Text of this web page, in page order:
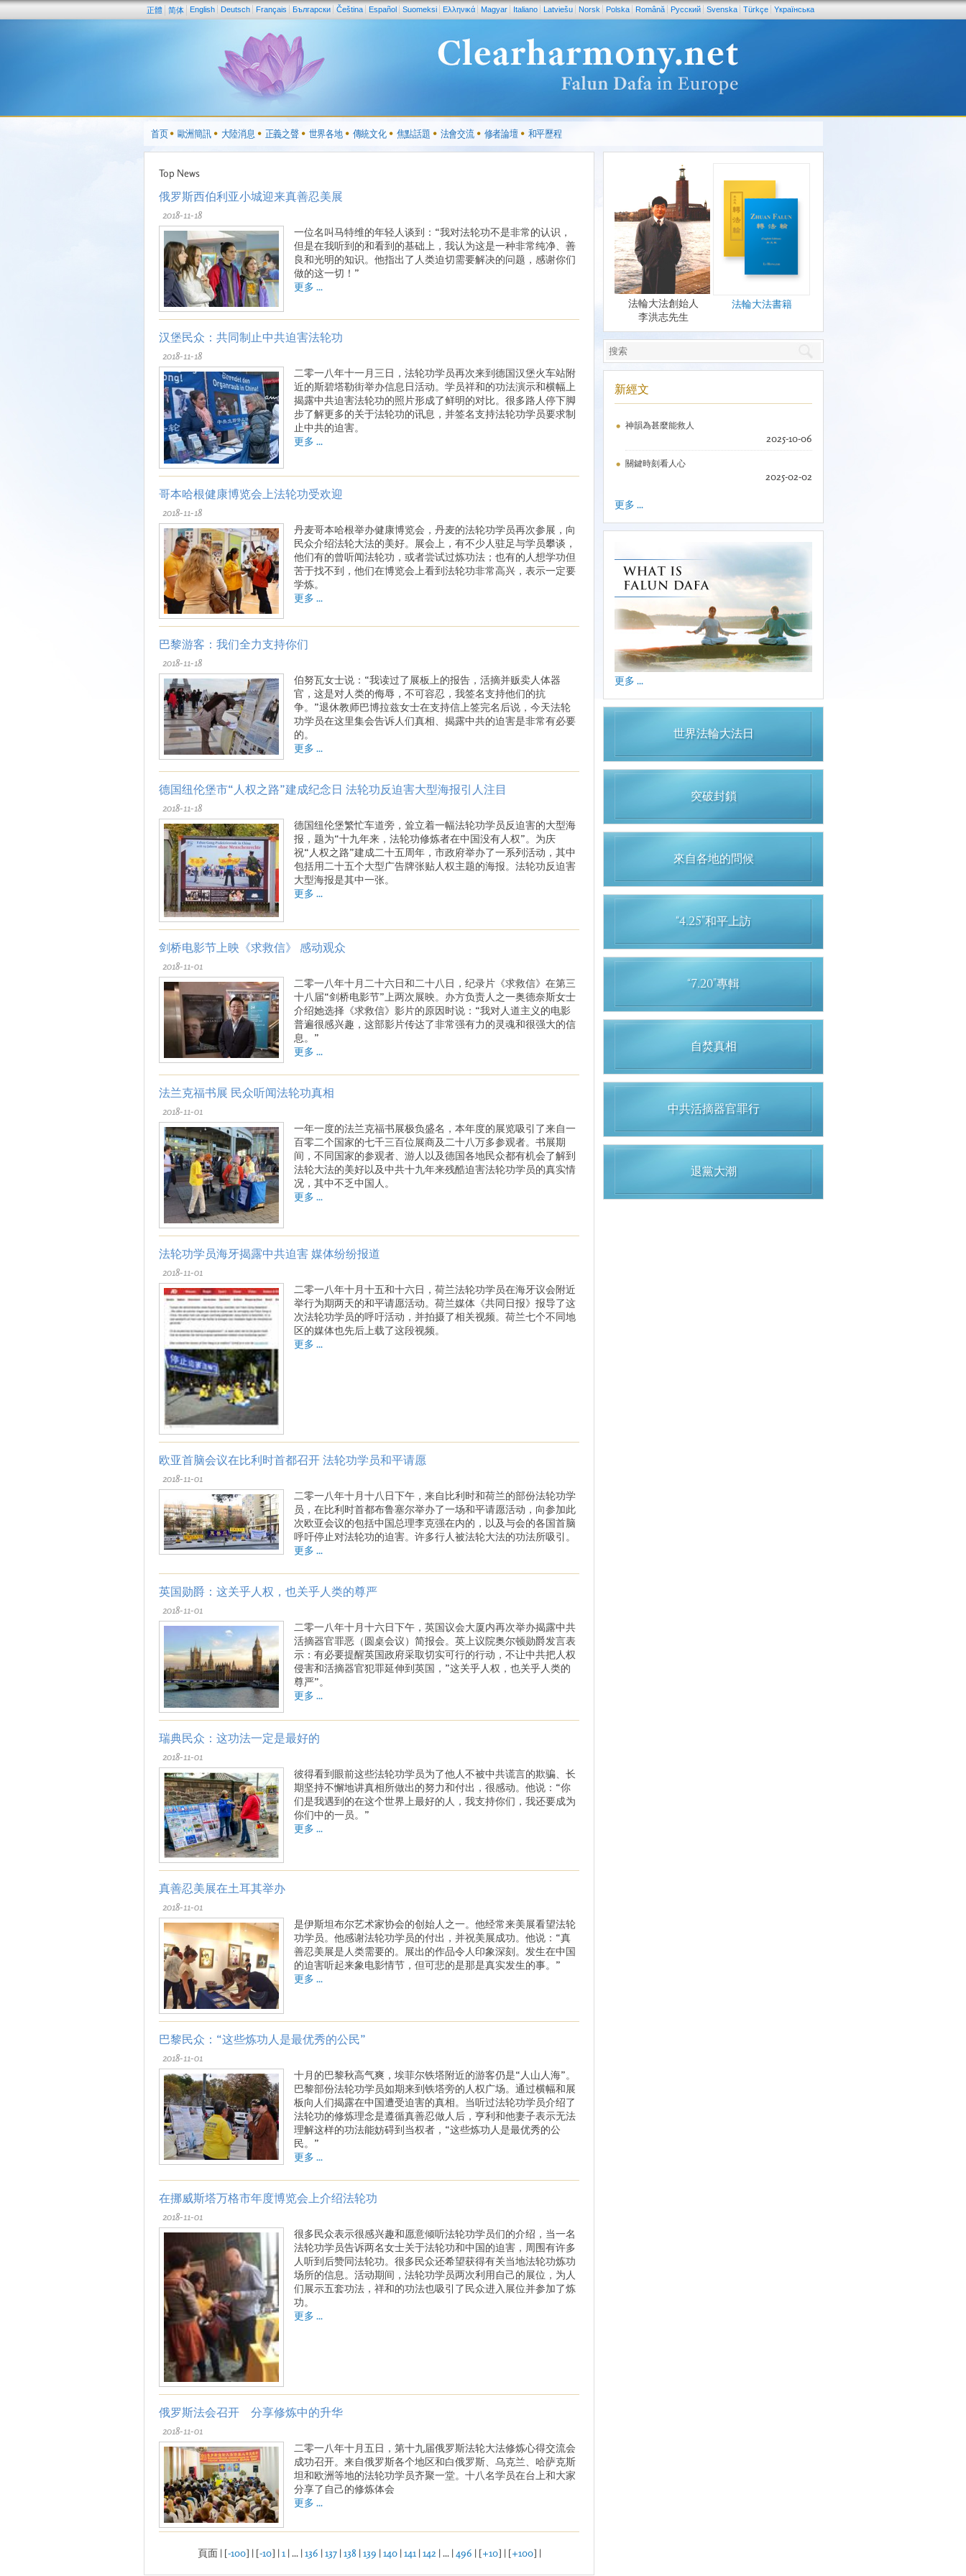
正體 简体 English Deutsch Français Български Čeština Español Suomeksi Ελληνικά Magyar Italiano Latviešu Norsk Polska Română Pусский Svenska Türkçe Yкраїнська
首页 歐洲簡訊 大陸消息 正義之聲 世界各地 傳統文化 焦點話題 法會交流 修者論壇 和平歷程
Top News
俄罗斯西伯利亚小城迎来真善忍美展
2018-11-18
一位名叫马特维的年轻人谈到：“我对法轮功不是非常的认识，
但是在我听到的和看到的基础上，我认为这是一种非常纯净、善
良和光明的知识。他指出了人类迫切需要解决的问题，感谢你们
做的这一切！”
更多 ...
汉堡民众：共同制止中共迫害法轮功
2018-11-18
二零一八年十一月三日，法轮功学员再次来到德国汉堡火车站附
近的斯碧塔勒街举办信息日活动。学员祥和的功法演示和横幅上
揭露中共迫害法轮功的照片形成了鲜明的对比。很多路人停下脚
步了解更多的关于法轮功的讯息，并签名支持法轮功学员要求制
止中共的迫害。
更多 ...
哥本哈根健康博览会上法轮功受欢迎
2018-11-18
丹麦哥本哈根举办健康博览会，丹麦的法轮功学员再次参展，向
民众介绍法轮大法的美好。展会上，有不少人驻足与学员攀谈，
他们有的曾听闻法轮功，或者尝试过炼功法；也有的人想学功但
苦于找不到，他们在博览会上看到法轮功非常高兴，表示一定要
学炼。
更多 ...
巴黎游客：我们全力支持你们
2018-11-18
伯努瓦女士说：“我读过了展板上的报告，活摘并贩卖人体器
官，这是对人类的侮辱，不可容忍，我签名支持他们的抗
争。”退休教师巴博拉兹女士在支持信上签完名后说，今天法轮
功学员在这里集会告诉人们真相、揭露中共的迫害是非常有必要
的。
更多 ...
德国纽伦堡市“人权之路”建成纪念日 法轮功反迫害大型海报引人注目
2018-11-18
德国纽伦堡繁忙车道旁，耸立着一幅法轮功学员反迫害的大型海
报，题为“十九年来，法轮功修炼者在中国没有人权”。为庆
祝“人权之路”建成二十五周年，市政府举办了一系列活动，其中
包括用二十五个大型广告牌张贴人权主题的海报。法轮功反迫害
大型海报是其中一张。
更多 ...
剑桥电影节上映《求救信》 感动观众
2018-11-01
二零一八年十月二十六日和二十八日，纪录片《求救信》在第三
十八届“剑桥电影节”上两次展映。办方负责人之一奥德奈斯女士
介绍她选择《求救信》影片的原因时说：“我对人道主义的电影
普遍很感兴趣，这部影片传达了非常强有力的灵魂和很强大的信
息。”
更多 ...
法兰克福书展 民众听闻法轮功真相
2018-11-01
一年一度的法兰克福书展极负盛名，本年度的展览吸引了来自一
百零二个国家的七千三百位展商及二十八万多参观者。书展期
间，不同国家的参观者、游人以及德国各地民众都有机会了解到
法轮大法的美好以及中共十九年来残酷迫害法轮功学员的真实情
况，其中不乏中国人。
更多 ...
法轮功学员海牙揭露中共迫害 媒体纷纷报道
2018-11-01
二零一八年十月十五和十六日，荷兰法轮功学员在海牙议会附近
举行为期两天的和平请愿活动。荷兰媒体《共同日报》报导了这
次法轮功学员的呼吁活动，并拍摄了相关视频。荷兰七个不同地
区的媒体也先后上载了这段视频。
更多 ...
欧亚首脑会议在比利时首都召开 法轮功学员和平请愿
2018-11-01
二零一八年十月十八日下午，来自比利时和荷兰的部份法轮功学
员，在比利时首都布鲁塞尔举办了一场和平请愿活动，向参加此
次欧亚会议的包括中国总理李克强在内的，以及与会的各国首脑
呼吁停止对法轮功的迫害。许多行人被法轮大法的功法所吸引。
更多 ...
英国勋爵：这关乎人权，也关乎人类的尊严
2018-11-01
二零一八年十月十六日下午，英国议会大厦内再次举办揭露中共
活摘器官罪恶（圆桌会议）简报会。英上议院奥尔顿勋爵发言表
示：有必要提醒英国政府采取切实可行的行动，不让中共把人权
侵害和活摘器官犯罪延伸到英国，”这关乎人权，也关乎人类的
尊严”。
更多 ...
瑞典民众：这功法一定是最好的
2018-11-01
彼得看到眼前这些法轮功学员为了他人不被中共谎言的欺骗、长
期坚持不懈地讲真相所做出的努力和付出，很感动。他说：“你
们是我遇到的在这个世界上最好的人，我支持你们，我还要成为
你们中的一员。”
更多 ...
真善忍美展在土耳其举办
2018-11-01
是伊斯坦布尔艺术家协会的创始人之一。他经常来美展看望法轮
功学员。他感谢法轮功学员的付出，并祝美展成功。他说：“真
善忍美展是人类需要的。展出的作品令人印象深刻。发生在中国
的迫害听起来象电影情节，但可悲的是那是真实发生的事。”
更多 ...
巴黎民众：“这些炼功人是最优秀的公民”
2018-11-01
十月的巴黎秋高气爽，埃菲尔铁塔附近的游客仍是“人山人海”。
巴黎部份法轮功学员如期来到铁塔旁的人权广场。通过横幅和展
板向人们揭露在中国遭受迫害的真相。当听过法轮功学员介绍了
法轮功的修炼理念是遵循真善忍做人后，亨利和他妻子表示无法
理解这样的功法能妨碍到当权者，“这些炼功人是最优秀的公
民。”
更多 ...
在挪威斯塔万格市年度博览会上介绍法轮功
2018-11-01
很多民众表示很感兴趣和愿意倾听法轮功学员们的介绍，当一名
法轮功学员告诉两名女士关于法轮功和中国的迫害，周围有许多
人听到后赞同法轮功。很多民众还希望获得有关当地法轮功炼功
场所的信息。活动期间，法轮功学员两次利用自己的展位，为人
们展示五套功法，祥和的功法也吸引了民众进入展位并参加了炼
功。
更多 ...
俄罗斯法会召开 分享修炼中的升华
2018-11-01
二零一八年十月五日，第十九届俄罗斯法轮大法修炼心得交流会
成功召开。来自俄罗斯各个地区和白俄罗斯、乌克兰、哈萨克斯
坦和欧洲等地的法轮功学员齐聚一堂。十八名学员在台上和大家
分享了自己的修炼体会
更多 ...
頁面 | [-100] | [-10] |1 | ... |136 |137|138|139 |140|141 |142 | ... |496 | [+10] | [+100] |
法輪大法創始人
李洪志先生
法輪大法書籍
新經文
神韻為甚麼能救人
2025-10-06
關鍵時刻看人心
2025-02-02
更多 ...
更多 ...
世界法輪大法日
突破封鎖
來自各地的問候
“4.25”和平上訪
“7.20”專輯
自焚真相
中共活摘器官罪行
退黨大潮